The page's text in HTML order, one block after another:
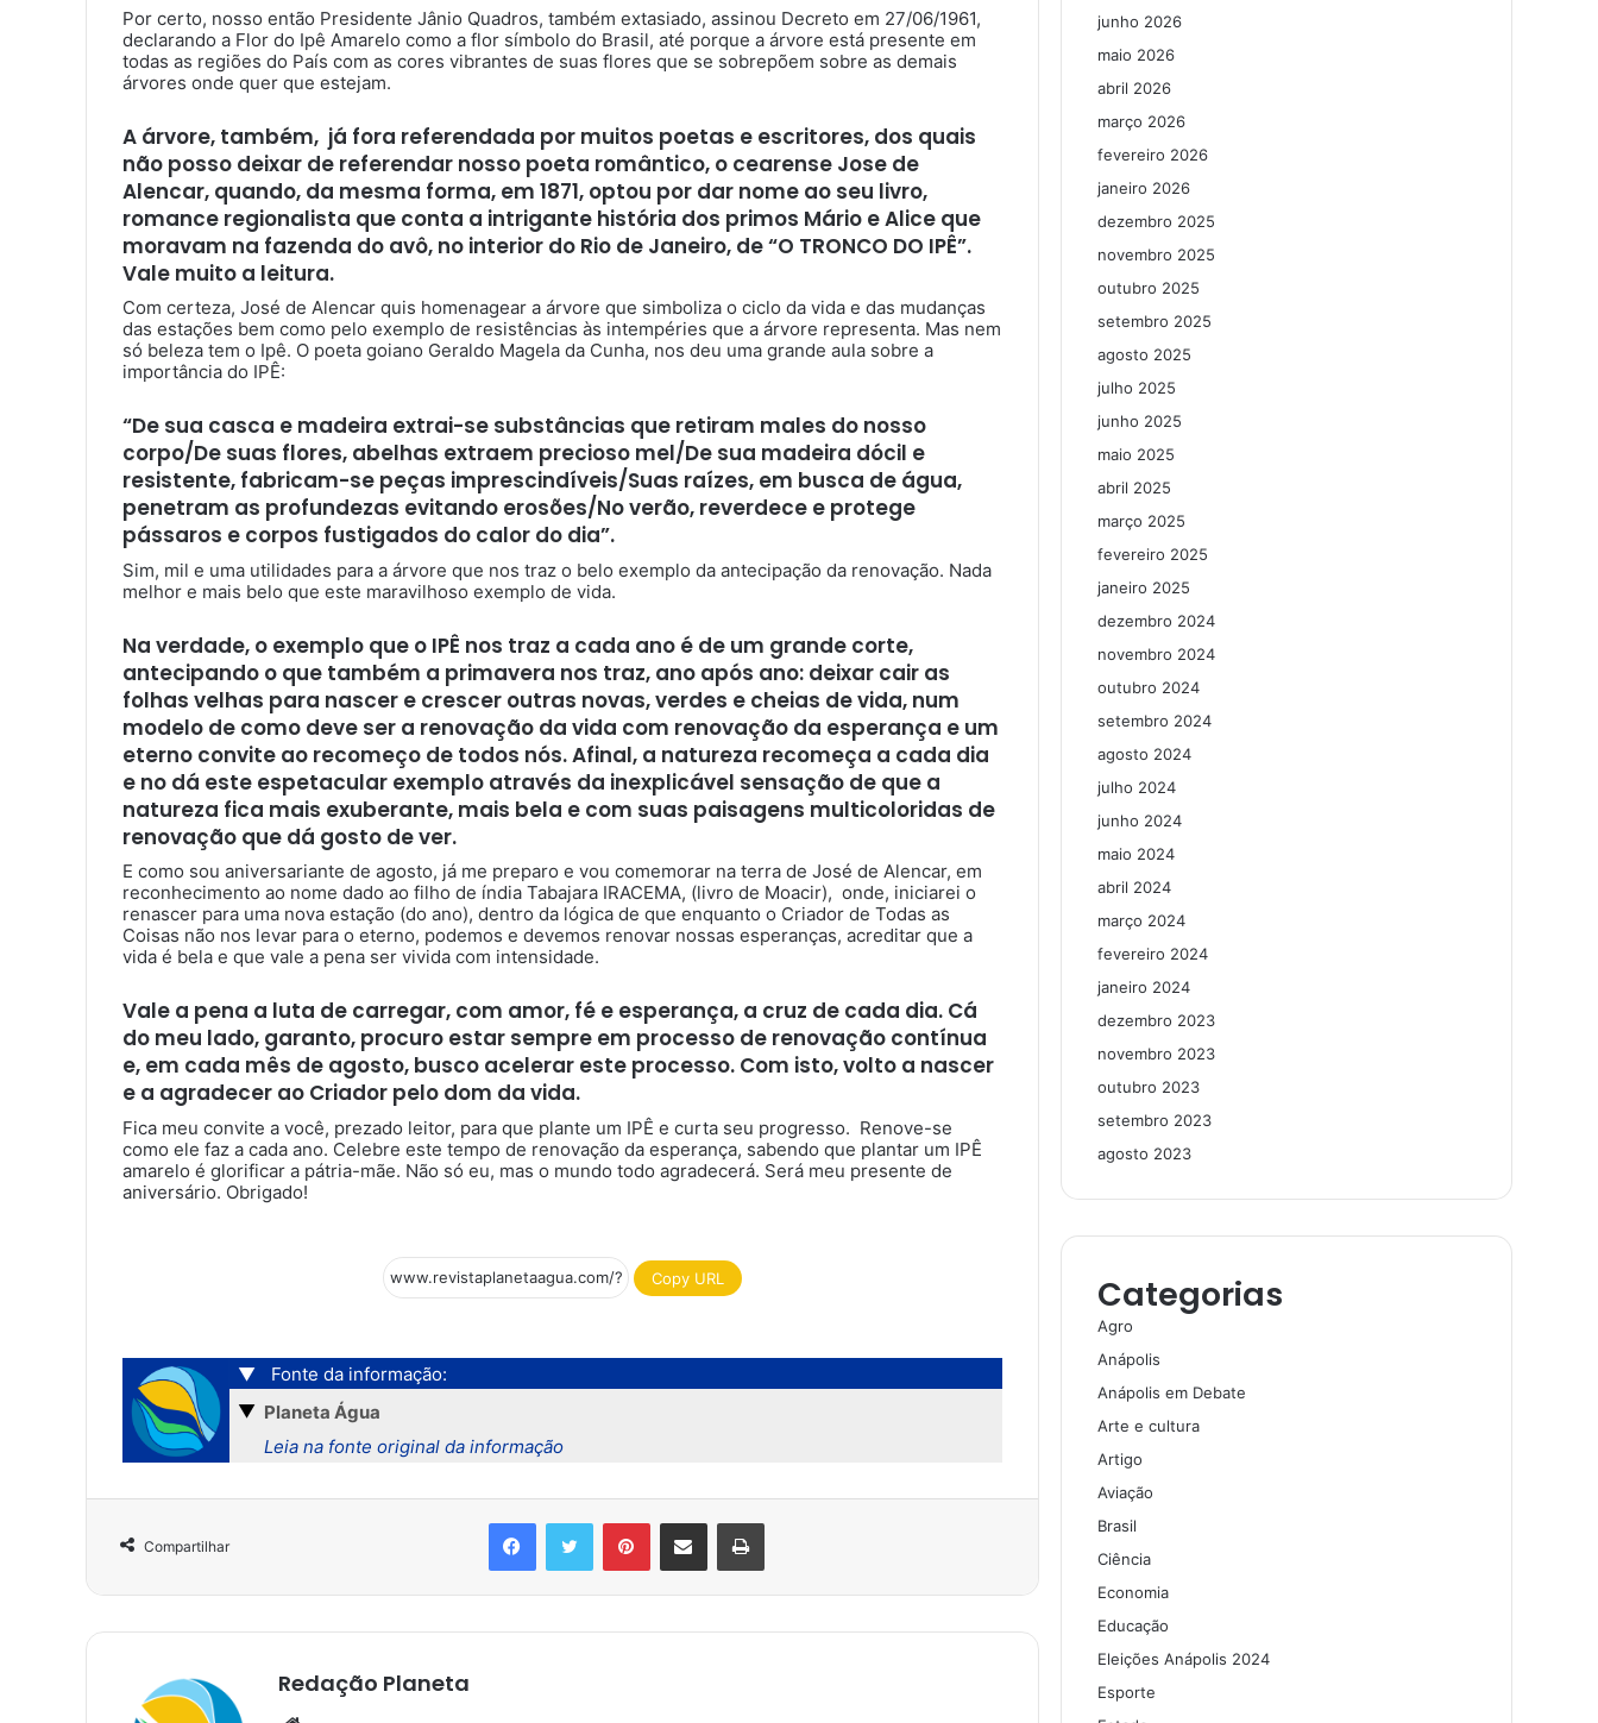
Por certo, nosso então Presidente Jânio Quadros, também extasiado, assinou Decreto em 27/06/1961,
declarando a Flor do Ipê Amarelo como a flor símbolo do Brasil, até porque a árvore está presente em
todas as regiões do País com as cores vibrantes de suas flores que se sobrepõem sobre as demais
árvores onde quer que estejam.
A árvore, também, já fora referendada por muitos poetas e escritores, dos quais
não posso deixar de referendar nosso poeta romântico, o cearense Jose de
Alencar, quando, da mesma forma, em 1871, optou por dar nome ao seu livro,
romance regionalista que conta a intrigante história dos primos Mário e Alice que
moravam na fazenda do avô, no interior do Rio de Janeiro, de “O TRONCO DO IPÊ”.
Vale muito a leitura.
Com certeza, José de Alencar quis homenagear a árvore que simboliza o ciclo da vida e das mudanças
das estações bem como pelo exemplo de resistências às intempéries que a árvore representa. Mas nem
só beleza tem o Ipê. O poeta goiano Geraldo Magela da Cunha, nos deu uma grande aula sobre a
importância do IPÊ:
“De sua casca e madeira extrai-se substâncias que retiram males do nosso
corpo/De suas flores, abelhas extraem precioso mel/De sua madeira dócil e
resistente, fabricam-se peças imprescindíveis/Suas raízes, em busca de água,
penetram as profundezas evitando erosões/No verão, reverdece e protege
pássaros e corpos fustigados do calor do dia”.
Sim, mil e uma utilidades para a árvore que nos traz o belo exemplo da antecipação da renovação. Nada
melhor e mais belo que este maravilhoso exemplo de vida.
Na verdade, o exemplo que o IPÊ nos traz a cada ano é de um grande corte,
antecipando o que também a primavera nos traz, ano após ano: deixar cair as
folhas velhas para nascer e crescer outras novas, verdes e cheias de vida, num
modelo de como deve ser a renovação da vida com renovação da esperança e um
eterno convite ao recomeço de todos nós. Afinal, a natureza recomeça a cada dia
e no dá este espetacular exemplo através da inexplicável sensação de que a
natureza fica mais exuberante, mais bela e com suas paisagens multicoloridas de
renovação que dá gosto de ver.
E como sou aniversariante de agosto, já me preparo e vou comemorar na terra de José de Alencar, em
reconhecimento ao nome dado ao filho de índia Tabajara IRACEMA, (livro de Moacir), onde, iniciarei o
renascer para uma nova estação (do ano), dentro da lógica de que enquanto o Criador de Todas as
Coisas não nos levar para o eterno, podemos e devemos renovar nossas esperanças, acreditar que a
vida é bela e que vale a pena ser vivida com intensidade.
Vale a pena a luta de carregar, com amor, fé e esperança, a cruz de cada dia. Cá
do meu lado, garanto, procuro estar sempre em processo de renovação contínua
e, em cada mês de agosto, busco acelerar este processo. Com isto, volto a nascer
e a agradecer ao Criador pelo dom da vida.
Fica meu convite a você, prezado leitor, para que plante um IPÊ e curta seu progresso. Renove-se
como ele faz a cada ano. Celebre este tempo de renovação da esperança, sabendo que plantar um IPÊ
amarelo é glorificar a pátria-mãe. Não só eu, mas o mundo todo agradecerá. Será meu presente de
aniversário. Obrigado!
Copy URL
▼
Fonte da informação:
▼ Planeta Água
Leia na fonte original da informação
Compartilhar
Facebook Twitter Pinterest Compartilhar via e-mail Imprimir
Redação Planeta
junho 2026
maio 2026
abril 2026
março 2026
fevereiro 2026
janeiro 2026
dezembro 2025
novembro 2025
outubro 2025
setembro 2025
agosto 2025
julho 2025
junho 2025
maio 2025
abril 2025
março 2025
fevereiro 2025
janeiro 2025
dezembro 2024
novembro 2024
outubro 2024
setembro 2024
agosto 2024
julho 2024
junho 2024
maio 2024
abril 2024
março 2024
fevereiro 2024
janeiro 2024
dezembro 2023
novembro 2023
outubro 2023
setembro 2023
agosto 2023
Categorias
Agro
Anápolis
Anápolis em Debate
Arte e cultura
Artigo
Aviação
Brasil
Ciência
Economia
Educação
Eleições Anápolis 2024
Esporte